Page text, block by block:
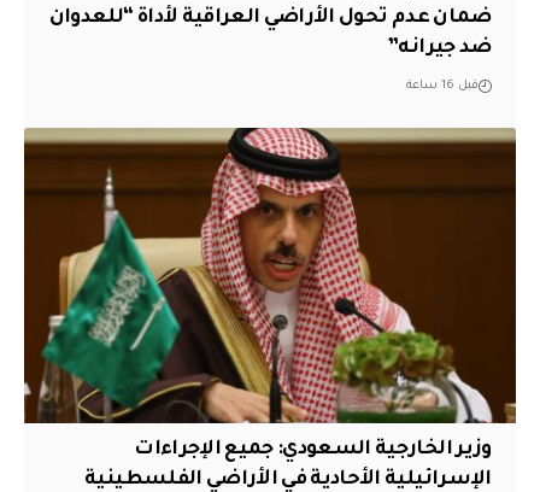
ضمان عدم تحول الأراضي العراقية لأداة “للعدوان
ضد جيرانه”
قبل 16 ساعة
وزير الخارجية السعودي: جميع الإجراءات
الإسرائيلية الأحادية في الأراضي الفلسطينية